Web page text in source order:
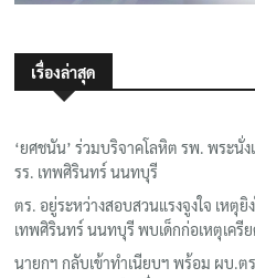
เรื่องล่าสุด
‘ยศชนัน’ ร่วมบริจาคโลหิต รพ. พระนั่ง
รร. เทพศิรินทร์ นนทบุรี
ตร. อยู่ระหว่างสอบสวนแรงจูงใจ เหตุยิง
เทพศิรินทร์ นนทบุรี พบเด็กก่อเหตุเครีย
นายกฯ กลับเข้าทำเนียบฯ พร้อม ผบ.ต